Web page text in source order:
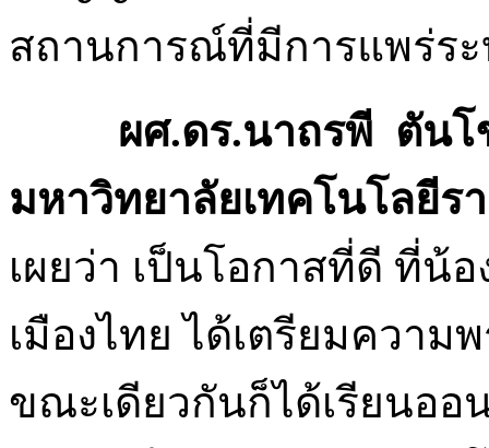
สถานการณ์ที่มีการแพร่ระ
ผศ.ดร.นาถรพี ตันโช
มหาวิทยาลัยเทคโนโลยี
เผยว่า เป็นโอกาสที่ดี ที่น้
เมืองไทย ได้เตรียมควา
ขณะเดียวกันก็ได้เรียนออ